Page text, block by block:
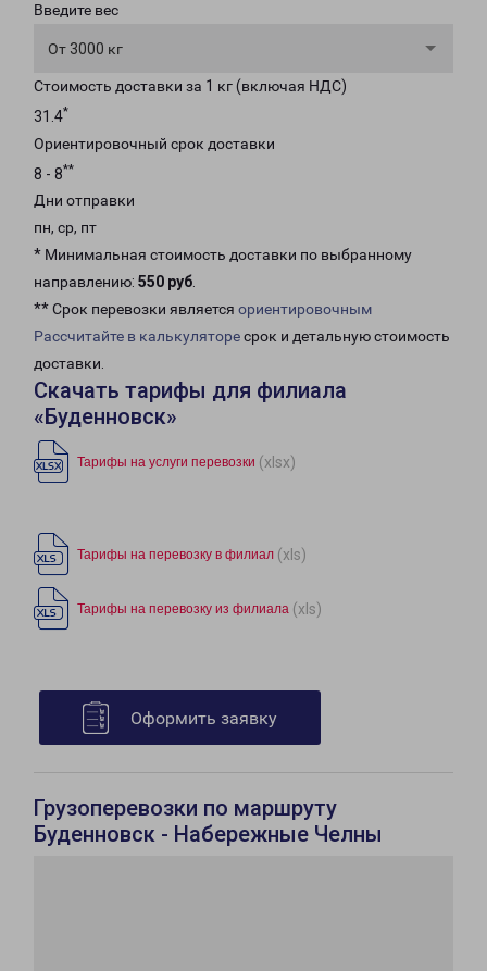
Введите вес
От 3000 кг
Стоимость доставки за 1 кг (включая НДС)
31.4*
Ориентировочный срок доставки
8 - 8**
Дни отправки
пн, ср, пт
* Минимальная стоимость доставки по выбранному
направлению: 550 руб.
** Срок перевозки является ориентировочным
Рассчитайте в калькуляторесрок и детальную стоимость
доставки.
Скачать тарифы для филиала
«Буденновск»
Тарифы на услуги перевозки (xlsx)
Тарифы на перевозку в филиал (xls)
Тарифы на перевозку из филиала (xls)
Оформить заявку
Грузоперевозки по маршруту
Буденновск - Набережные Челны